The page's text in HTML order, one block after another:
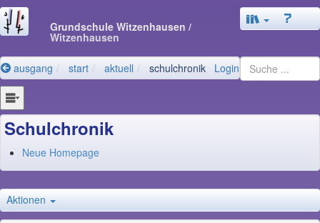
Grundschule Witzenhausen /
Witzenhausen
ausgang start aktuell schulchronik Login
Schulchronik
Neue Homepage
Aktionen